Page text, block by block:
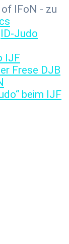
IFoN - zu
ID-Judo
IJF
Frese DJB
beim IJF